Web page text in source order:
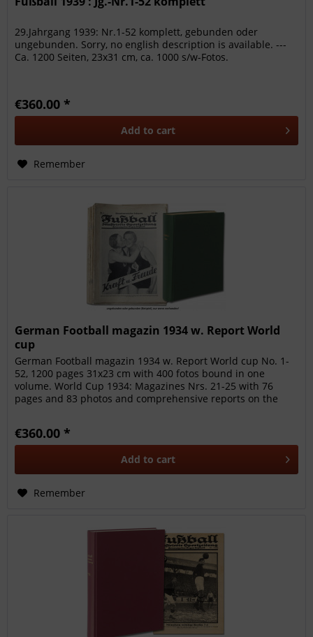
29.Jahrgang 1939: Nr.1-52 komplett, gebunden oder
ungebunden. Sorry, no english description is available. ---
Ca. 1200 Seiten, 23x31 cm, ca. 1000 s/w-Fotos.
€360.00 *
Add to cart
Remember
German Football magazin 1934 w. Report World
cup
German Football magazin 1934 w. Report World cup No. 1-
52, 1200 pages 31x23 cm with 400 fotos bound in one
volume. World Cup 1934: Magazines Nrs. 21-25 with 76
pages and 83 photos and comprehensive reports on the
€360.00 *
Add to cart
Remember